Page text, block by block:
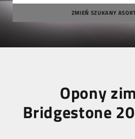
ZMIEŃ SZUKANY
Opony
Bridgestone